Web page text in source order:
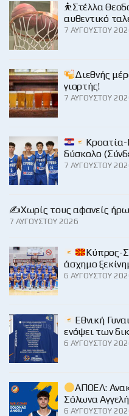
⛹️Στέλλα
αυθεντικό
7 ΑΥΓΟΎΣΤΟΥ
Διεθνής
γιορτής!
7 ΑΥΓΟΎΣΤΟΥ
Κροατία-
δύσκολο
7 ΑΥΓΟΎΣΤΟΥ
✍️Χωρίς τους αφανείς
7 ΑΥΓΟΎΣΤΟΥ 2026
Κύπρος-
άσχημο
6 ΑΥΓΟΎΣΤΟΥ
Εθνική
ενόψει των
6 ΑΥΓΟΎΣΤΟΥ
ΑΠΟΕΛ:
Σόλωνα Αγγελή
6 ΑΥΓΟΎΣΤΟΥ